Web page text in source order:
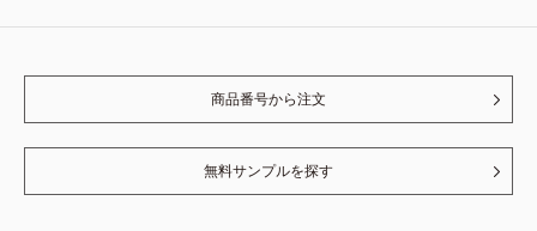
商品番号から注文
無料サンプルを探す